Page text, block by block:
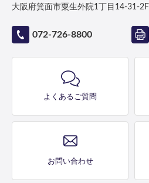
大阪府箕面市粟生外院1丁目14-31-2F
072-726-8800
よくあるご質問
お問い合わせ